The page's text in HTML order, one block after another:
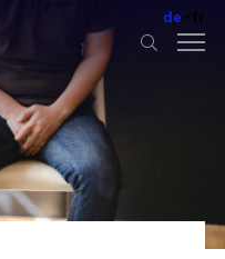
de fr